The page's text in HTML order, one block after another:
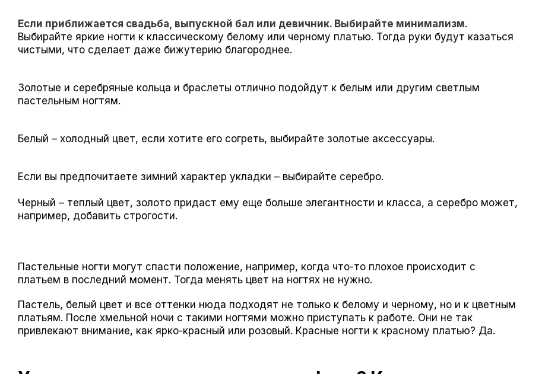
Если приближается свадьба, выпускной бал или девичник. Выбирайте минимализм.
Выбирайте яркие ногти к классическому белому или черному платью. Тогда руки будут казаться
чистыми, что сделает даже бижутерию благороднее.
Золотые и серебряные кольца и браслеты отлично подойдут к белым или другим светлым
пастельным ногтям.
Белый – холодный цвет, если хотите его согреть, выбирайте золотые аксессуары.
Если вы предпочитаете зимний характер укладки – выбирайте серебро.
Черный – теплый цвет, золото придаст ему еще больше элегантности и класса, а серебро может,
например, добавить строгости.
Пастельные ногти могут спасти положение, например, когда что-то плохое происходит с
платьем в последний момент. Тогда менять цвет на ногтях не нужно.
Пастель, белый цвет и все оттенки нюда подходят не только к белому и черному, но и к цветным
платьям. После хмельной ночи с такими ногтями можно приступать к работе. Они не так
привлекают внимание, как ярко-красный или розовый. Красные ногти к красному платью? Да.